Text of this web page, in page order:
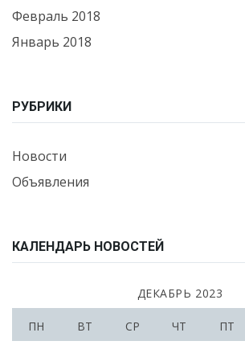
Февраль 2018
Январь 2018
РУБРИКИ
Новости
Объявления
КАЛЕНДАРЬ НОВОСТЕЙ
ДЕКАБРЬ 2023
ПН ВТ СР ЧТ ПТ